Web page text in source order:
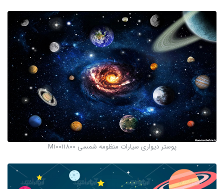
پوستر دیواری سیارات منظومه شمسی M10011800